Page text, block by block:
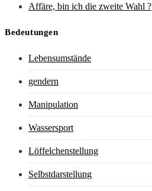
Affäre, bin ich die zweite Wahl ?
Bedeutungen
Lebensumstände
gendern
Manipulation
Wassersport
Löffelchenstellung
Selbstdarstellung